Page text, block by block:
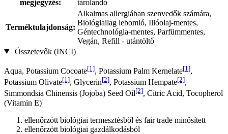
megjegyzés:
tárolandó
Terméktulajdonság:
Alkalmas allergiában szenvedők számára,
Biológiailag lebomló, Illóolaj-mentes,
Géntechnológia-mentes, Parfümmentes,
Vegán, Refill - utántöltő
Összetevők (INCI)
Aqua, Potassium Cocoate[1], Potassium Palm Kernelate[1],
Potassium Olivate[1], Glycerin[2], Potassium Hempate[2],
Simmondsia Chinensis (Jojoba) Seed Oil[2], Citric Acid, Tocopherol
(Vitamin E)
ellenőrzött biológiai termesztésből és fair trade minősített
ellenőrzött biológiai gazdálkodásból